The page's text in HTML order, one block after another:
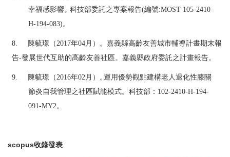
幸福感影響。 科技部委託之專案報告(編號:MOST 105-2410-
H-194-083)。
8. 陳毓璟（2017年04月）。嘉義縣高齡友善城市輔導計畫期末報
告-發展世代互助的高齡友善社區。嘉義縣政府委託之計畫報告。
9. 陳毓璟（2016年02月） 。 運用優勢觀點建構老人退化性膝關
節炎自我管理之社區賦能模式。科技部： 102-2410-H-194-
091-MY2。
scopus收錄發表